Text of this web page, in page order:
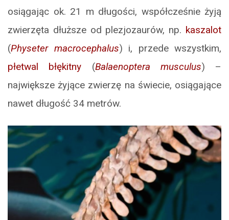
osiągając ok. 21 m długości, współcześnie żyją
zwierzęta dłuższe od plezjozaurów, np. kaszalot
(Physeter macrocephalus) i, przede wszystkim,
płetwal błękitny (Balaenoptera musculus) –
największe żyjące zwierzę na świecie, osiągające
nawet długość 34 metrów.